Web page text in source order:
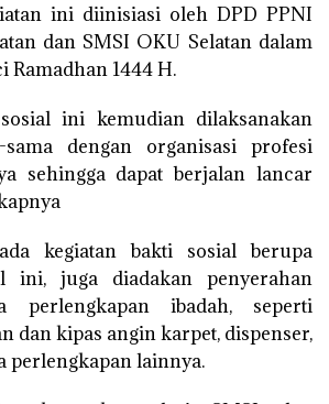
ini diinisiasi oleh DPD PPNI
dan SMSI OKU Selatan dalam
Ramadhan 1444 H.
ini kemudian dilaksanakan
sama dengan organisasi profesi
sehingga dapat berjalan lancar
kegiatan bakti sosial berupa
ini, juga diadakan penyerahan
perlengkapan ibadah, seperti
dan kipas angin karpet, dispenser,
perlengkapan lainnya.